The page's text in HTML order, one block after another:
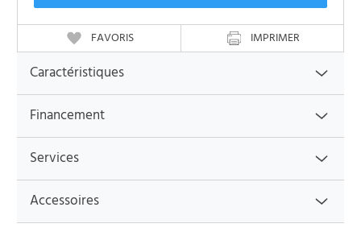
FAVORIS IMPRIMER
Caractéristiques
Financement
Services
Accessoires